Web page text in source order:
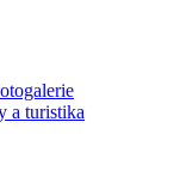
a turistika